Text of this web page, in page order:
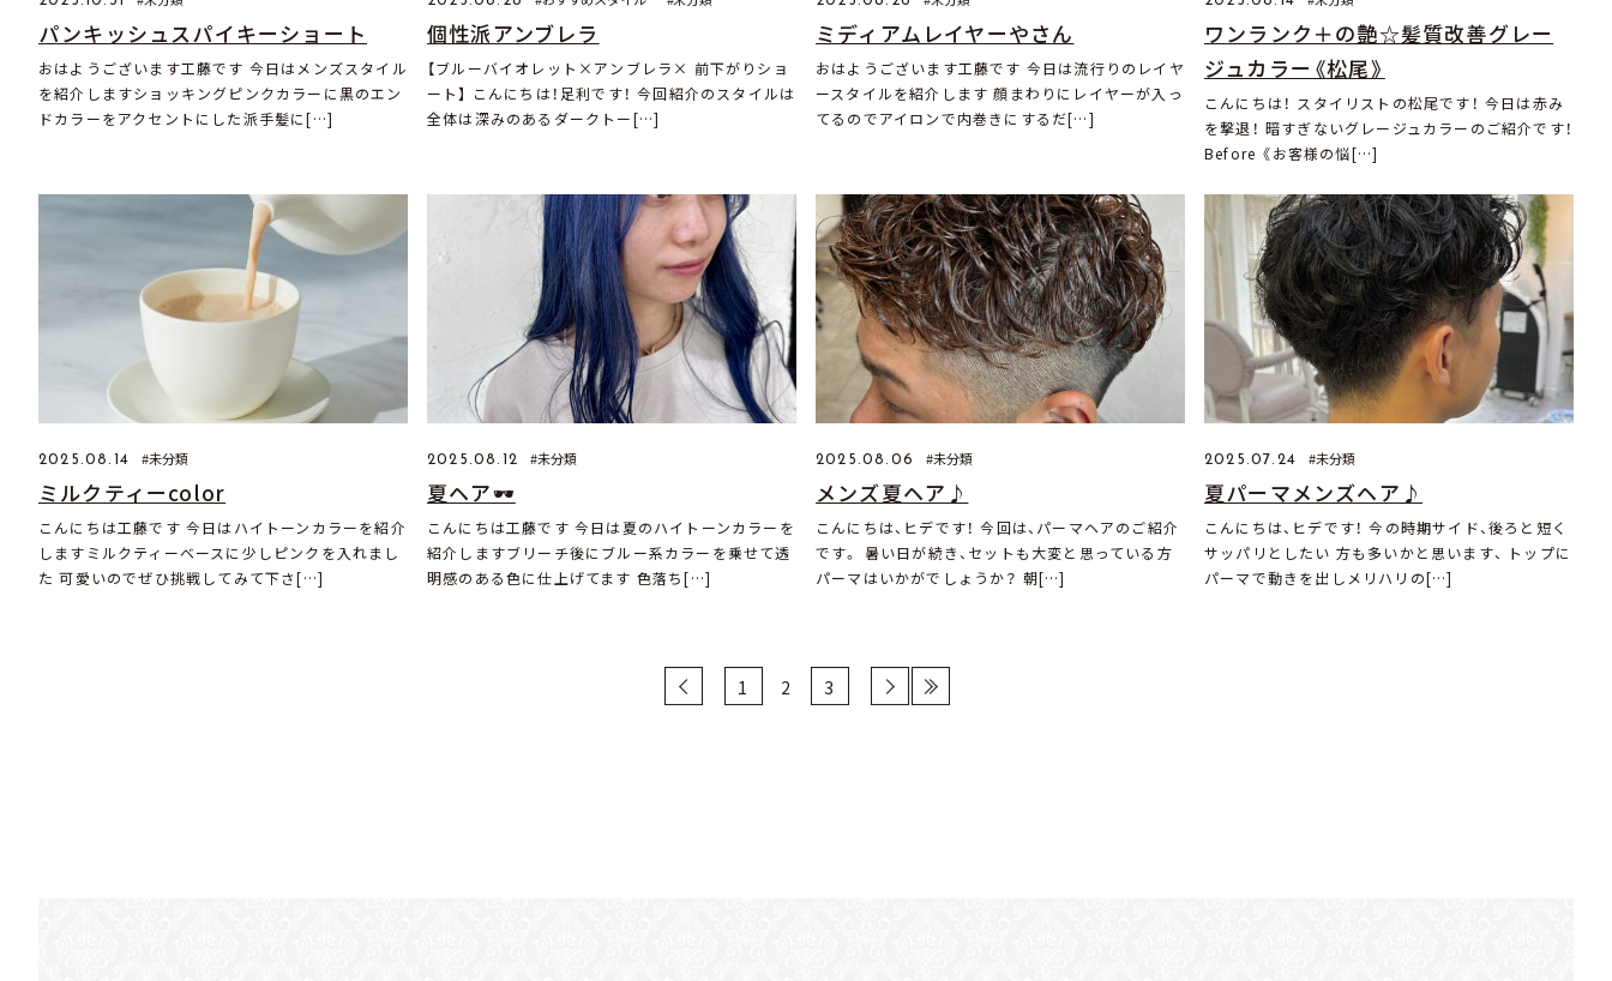
パンキッシュスパイキーショート
おはようございます工藤です 今日はメンズスタイル
を紹介しますショッキングピンクカラーに黒のエン
ドカラーをアクセントにした派手髪に[…]
個性派アンブレラ
【ブルーバイオレット×アンブレラ× 前下がりショ
ート】 こんにちは！足利です！ 今回紹介のスタイルは
全体は深みのあるダークトー[…]
ミディアムレイヤーやさん
おはようございます工藤です 今日は流行りのレイヤ
ースタイルを紹介します 顔まわりにレイヤーが入っ
てるのでアイロンで内巻きにするだ[…]
ワンランク＋の艶☆髪質改善グレー
ジュカラー《松尾》
こんにちは！ スタイリストの松尾です！ 今日は赤み
を撃退！ 暗すぎないグレージュカラーのご紹介です！
Before 《お客様の悩[…]
2025.08.14 未分類
ミルクティーcolor
こんにちは工藤です 今日はハイトーンカラーを紹介
しますミルクティーベースに少しピンクを入れまし
た 可愛いのでぜひ挑戦してみて下さ[…]
2025.08.12 未分類
夏ヘア🕶️
こんにちは工藤です 今日は夏のハイトーンカラーを
紹介しますブリーチ後にブルー系カラーを乗せて透
明感のある色に仕上げてます 色落ち[…]
2025.08.06 未分類
メンズ夏ヘア♪
こんにちは、ヒデです！ 今回は、パーマヘアのご紹介
です。 暑い日が続き、セットも大変と思っている方
パーマはいかがでしょうか？ 朝[…]
2025.07.24 未分類
夏パーマメンズヘア♪
こんにちは、ヒデです！ 今の時期サイド、後ろと短く
サッパリとしたい 方も多いかと思います、 トップに
パーマで動きを出しメリハリの[…]
‹ 1 2 3 › »